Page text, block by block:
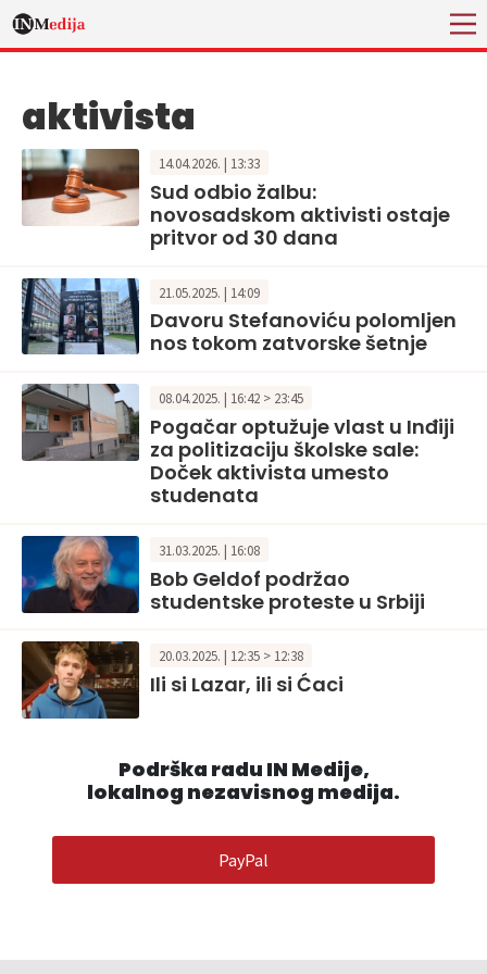
aktivista
14.04.2026. | 13:33
Sud odbio žalbu:
novosadskom aktivisti ostaje
pritvor od 30 dana
21.05.2025. | 14:09
Davoru Stefanoviću polomljen
nos tokom zatvorske šetnje
08.04.2025. | 16:42 > 23:45
Pogačar optužuje vlast u Inđiji
za politizaciju školske sale:
Doček aktivista umesto
studenata
31.03.2025. | 16:08
Bob Geldof podržao
studentske proteste u Srbiji
20.03.2025. | 12:35 > 12:38
Ili si Lazar, ili si Ćaci
Podrška radu IN Medije,
lokalnog nezavisnog medija.
PayPal